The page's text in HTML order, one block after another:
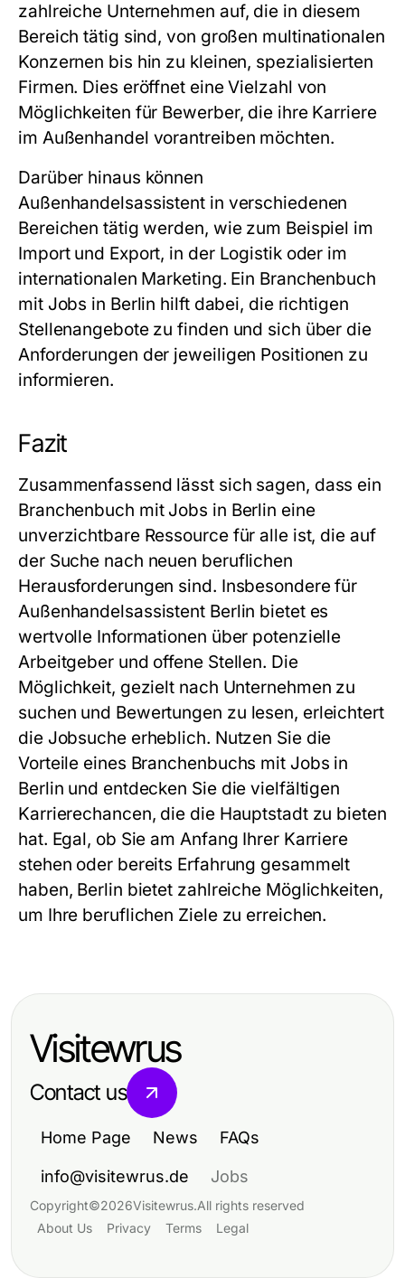
zahlreiche Unternehmen auf, die in diesem
Bereich tätig sind, von großen multinationalen
Konzernen bis hin zu kleinen, spezialisierten
Firmen. Dies eröffnet eine Vielzahl von
Möglichkeiten für Bewerber, die ihre Karriere
im Außenhandel vorantreiben möchten.
Darüber hinaus können
Außenhandelsassistent in verschiedenen
Bereichen tätig werden, wie zum Beispiel im
Import und Export, in der Logistik oder im
internationalen Marketing. Ein Branchenbuch
mit Jobs in Berlin hilft dabei, die richtigen
Stellenangebote zu finden und sich über die
Anforderungen der jeweiligen Positionen zu
informieren.
Fazit
Zusammenfassend lässt sich sagen, dass ein
Branchenbuch mit Jobs in Berlin eine
unverzichtbare Ressource für alle ist, die auf
der Suche nach neuen beruflichen
Herausforderungen sind. Insbesondere für
Außenhandelsassistent Berlin bietet es
wertvolle Informationen über potenzielle
Arbeitgeber und offene Stellen. Die
Möglichkeit, gezielt nach Unternehmen zu
suchen und Bewertungen zu lesen, erleichtert
die Jobsuche erheblich. Nutzen Sie die
Vorteile eines Branchenbuchs mit Jobs in
Berlin und entdecken Sie die vielfältigen
Karrierechancen, die die Hauptstadt zu bieten
hat. Egal, ob Sie am Anfang Ihrer Karriere
stehen oder bereits Erfahrung gesammelt
haben, Berlin bietet zahlreiche Möglichkeiten,
um Ihre beruflichen Ziele zu erreichen.
Visitewrus
Contact us
Home Page News FAQs
info@visitewrus.de Jobs
Copyright©2026Visitewrus.All rights reserved
About Us
Privacy Terms Legal